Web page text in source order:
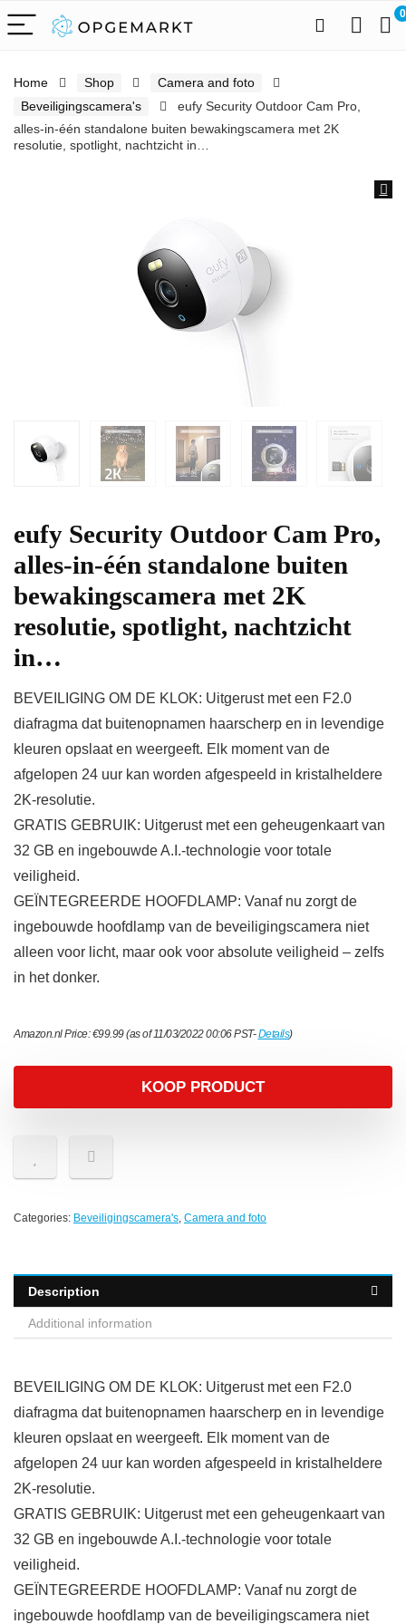
0
Home Shop
Camera and foto
Beveiligingscamera's
eufy Security Outdoor Cam Pro,
alles-in-één standalone buiten bewakingscamera met 2K
resolutie, spotlight, nachtzicht in…
eufy Security Outdoor Cam Pro,
alles-in-één standalone buiten
bewakingscamera met 2K
resolutie, spotlight, nachtzicht
in…
BEVEILIGING OM DE KLOK: Uitgerust met een F2.0
diafragma dat buitenopnamen haarscherp en in levendige
kleuren opslaat en weergeeft. Elk moment van de
afgelopen 24 uur kan worden afgespeeld in kristalheldere
2K-resolutie.
GRATIS GEBRUIK: Uitgerust met een geheugenkaart van
32 GB en ingebouwde A.I.-technologie voor totale
veiligheid.
GEÏNTEGREERDE HOOFDLAMP: Vanaf nu zorgt de
ingebouwde hoofdlamp van de beveiligingscamera niet
alleen voor licht, maar ook voor absolute veiligheid – zelfs
in het donker.
Amazon.nl Price:€99.99(as of 11/03/2022 00:06 PST-Details)
KOOP PRODUCT
Categories: Beveiligingscamera's, Camera and foto
Description
Additional information
BEVEILIGING OM DE KLOK: Uitgerust met een F2.0
diafragma dat buitenopnamen haarscherp en in levendige
kleuren opslaat en weergeeft. Elk moment van de
afgelopen 24 uur kan worden afgespeeld in kristalheldere
2K-resolutie.
GRATIS GEBRUIK: Uitgerust met een geheugenkaart van
32 GB en ingebouwde A.I.-technologie voor totale
veiligheid.
GEÏNTEGREERDE HOOFDLAMP: Vanaf nu zorgt de
ingebouwde hoofdlamp van de beveiligingscamera niet